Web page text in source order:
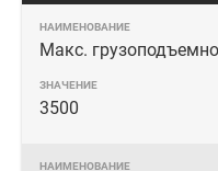
Макс.
3500